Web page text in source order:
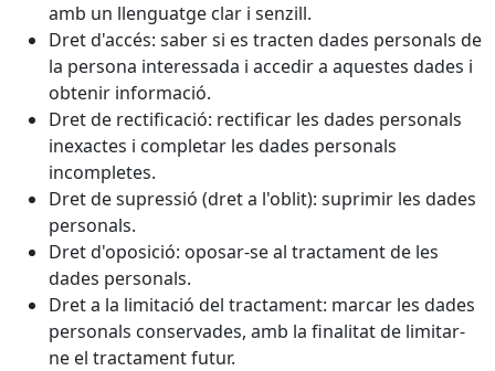
amb un llenguatge clar i senzill.
Dret d'accés: saber si es tracten dades personals de
la persona interessada i accedir a aquestes dades i
obtenir informació.
Dret de rectificació: rectificar les dades personals
inexactes i completar les dades personals
incompletes.
Dret de supressió (dret a l'oblit): suprimir les dades
personals.
Dret d'oposició: oposar-se al tractament de les
dades personals.
Dret a la limitació del tractament: marcar les dades
personals conservades, amb la finalitat de limitar-
ne el tractament futur.